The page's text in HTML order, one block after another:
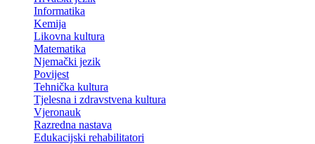
Informatika
Kemija
Likovna kultura
Matematika
Njemački jezik
Povijest
Tehnička kultura
Tjelesna i zdravstvena kultura
Vjeronauk
Razredna nastava
Edukacijski rehabilitatori